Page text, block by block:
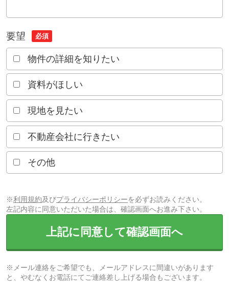
要望 必須
物件の詳細を知りたい
資料がほしい
現地を見たい
不動産会社に行きたい
その他
※利用規約及びプライバシーポリシーを必ずお読みください。
左記内容に同意いただいた場合は、確認画面へお進み下さい。
上記に同意して確認画面へ
※メール連絡をご希望でも、メールアドレスに間違いがあります
と、やむなくお電話にてご連絡差し上げる場合もございます。